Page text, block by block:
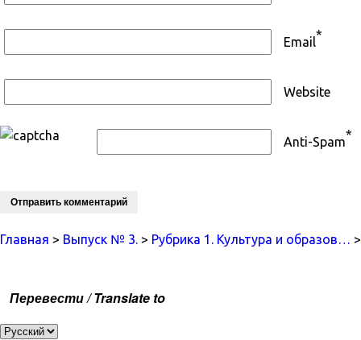
Email*
Website
Anti-Spam*
Главная > Выпуск № 3. > Рубрика 1. Культура и образов…
Перевести / Translate to